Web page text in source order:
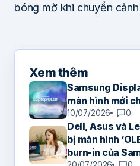
bóng mờ khi chuyển cảnh
Xem thêm
Samsung
màn hình mới
10/07/2026 0
Dell, Asus và
bị màn hình
burn-in của